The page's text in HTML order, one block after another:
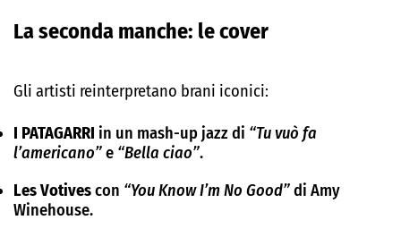
La seconda manche: le cover
Gli artisti reinterpretano brani iconici:
I PATAGARRI in un mash-up jazz di “Tu vuò fa
l’americano”e “Bella ciao”.
Les Votivescon “You Know I’m No Good”di Amy
Winehouse.